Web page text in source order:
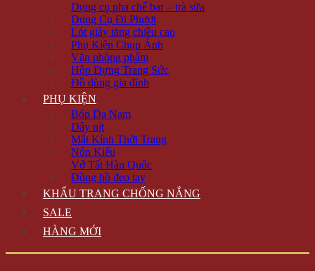
Dụng cụ pha chế bar – trà sữa
Dụng Cụ Đi Phượt
Lót giày tăng chiều cao
Phụ Kiện Chụp Ảnh
Văn phòng phẩm
Hộp Đựng Trang Sức
Đồ dùng gia đình
PHỤ KIỆN
Bóp Da Nam
Dây nịt
Mắt Kính Thời Trang
Nón Kiểu
Vớ Tất Hàn Quốc
Đồng hồ đeo tay
KHẨU TRANG CHỐNG NẮNG
SALE
HÀNG MỚI